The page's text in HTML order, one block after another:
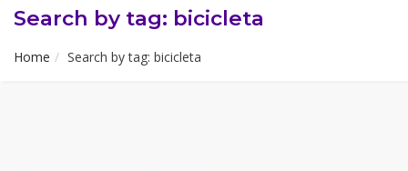
Search by tag: bicicleta
Home Search by tag: bicicleta